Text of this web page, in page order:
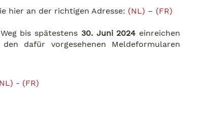
hier an der richtigen Adresse: (NL) – (FR)
bis spätestens 30. Juni 2024 einreichen
dafür vorgesehenen Meldeformularen
- (FR)